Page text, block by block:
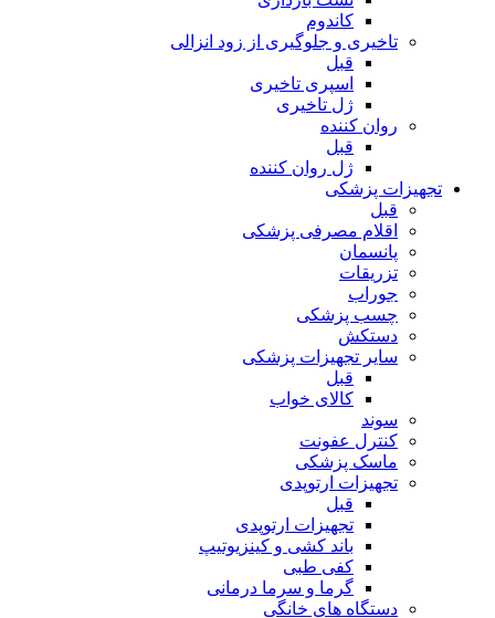
کاندوم
تاخیری و جلوگیری از زود انزالی
قبل
اسپری تاخیری
ژل تاخیری
روان کننده
قبل
ژل روان کننده
تجهیزات پزشکی
قبل
اقلام مصرفی پزشکی
پانسمان
تزریقات
جوراب
چسب پزشکی
دستکش
سایر تجهیزات پزشکی
قبل
کالای خواب
سوند
کنترل عفونت
ماسک پزشکی
تجهیزات ارتوپدی
قبل
تجهیزات ارتوپدی
باند کشی و کینزیوتیپ
کفی طبی
گرما و سرما درمانی
دستگاه های خانگی